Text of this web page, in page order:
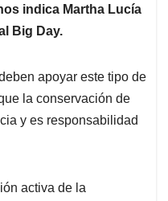
indica Martha Lucía
Big Day.
apoyar este tipo de
la conservación de
y es responsabilidad
activa de la